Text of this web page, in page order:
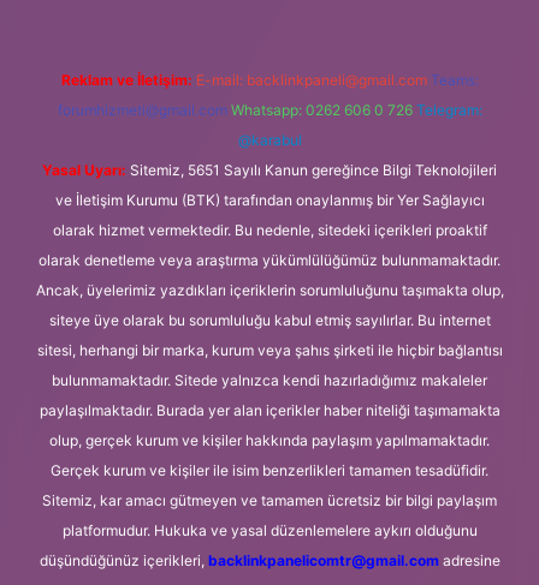
Reklam ve İletişim: E-mail: backlinkpaneli@gmail.com Teams:
forumhizmeti@gmail.com Whatsapp: 0262 606 0 726 Telegram:
@karabul
Yasal Uyarı: Sitemiz, 5651 Sayılı Kanun gereğince Bilgi Teknolojileri
ve İletişim Kurumu (BTK) tarafından onaylanmış bir Yer Sağlayıcı
olarak hizmet vermektedir. Bu nedenle, sitedeki içerikleri proaktif
olarak denetleme veya araştırma yükümlülüğümüz bulunmamaktadır.
Ancak, üyelerimiz yazdıkları içeriklerin sorumluluğunu taşımakta olup,
siteye üye olarak bu sorumluluğu kabul etmiş sayılırlar. Bu internet
sitesi, herhangi bir marka, kurum veya şahıs şirketi ile hiçbir bağlantısı
bulunmamaktadır. Sitede yalnızca kendi hazırladığımız makaleler
paylaşılmaktadır. Burada yer alan içerikler haber niteliği taşımamakta
olup, gerçek kurum ve kişiler hakkında paylaşım yapılmamaktadır.
Gerçek kurum ve kişiler ile isim benzerlikleri tamamen tesadüfidir.
Sitemiz, kar amacı gütmeyen ve tamamen ücretsiz bir bilgi paylaşım
platformudur. Hukuka ve yasal düzenlemelere aykırı olduğunu
düşündüğünüz içerikleri, backlinkpanelicomtr@gmail.comadresine